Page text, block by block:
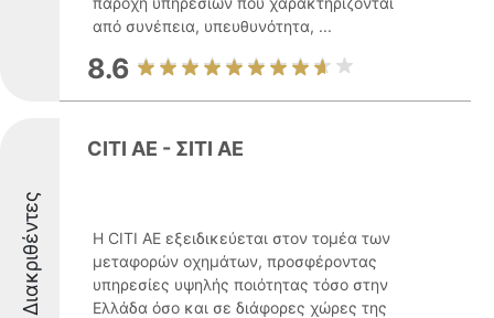
από συνέπεια, υπευθυνότητα, ...
8.6
Διακριθέντες
CITI AE - ΣΙΤΙ ΑΕ
Η CITI AE εξειδικεύεται στον τομέα των
μεταφορών οχημάτων, προσφέροντας
υπηρεσίες υψηλής ποιότητας τόσο στην
Ελλάδα όσο και σε διάφορες χώρες της